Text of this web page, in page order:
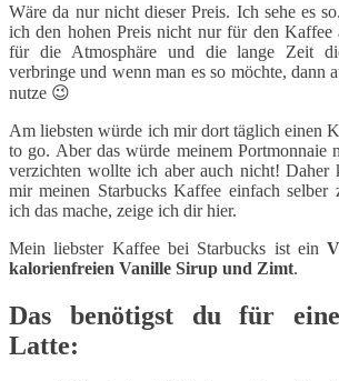
Wäre da nur nicht dieser Preis. Ich sehe es
ich den hohen Preis nicht nur für den Kaffee
für die Atmosphäre und die lange Zeit
verbringe und wenn man es so möchte, dann
nutze 😉
Am liebsten würde ich mir dort täglich einen
to go. Aber das würde meinem Portmonnaie
verzichten wollte ich aber auch nicht! Daher
mir meinen Starbucks Kaffee einfach
ich das mache, zeige ich dir hier.
Mein liebster Kaffee bei Starbucks ist ein
kalorienfreien Vanille Sirup und Zimt.
Das benötigst du für
Latte: